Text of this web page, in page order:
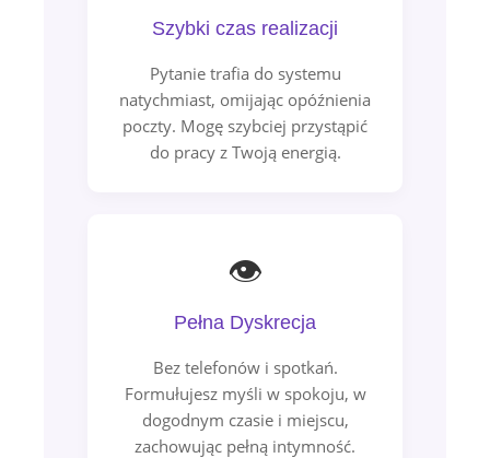
Szybki czas realizacji
Pytanie trafia do systemu
natychmiast, omijając opóźnienia
poczty. Mogę szybciej przystąpić
do pracy z Twoją energią.
👁️
Pełna Dyskrecja
Bez telefonów i spotkań.
Formułujesz myśli w spokoju, w
dogodnym czasie i miejscu,
zachowując pełną intymność.